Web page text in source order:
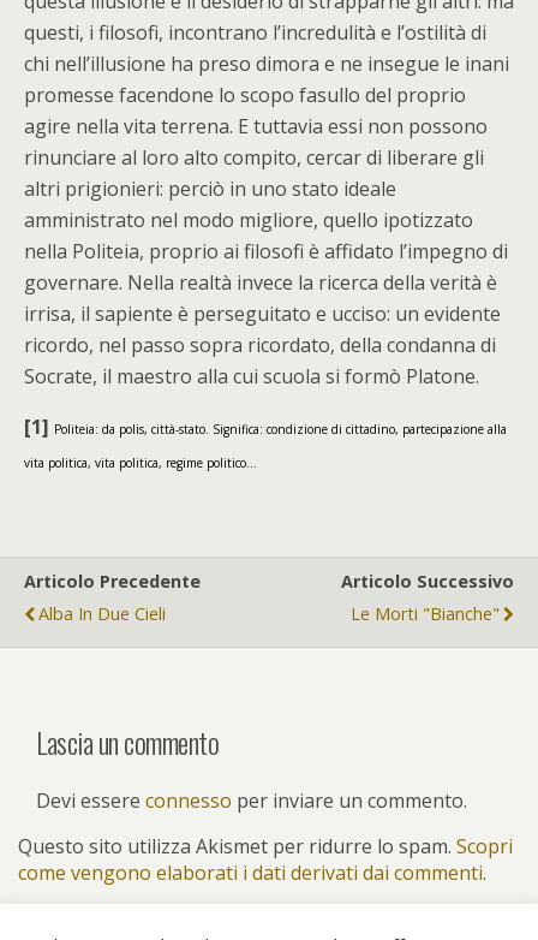
questi, i filosofi, incontrano l’incredulità e l’ostilità di
chi nell’illusione ha preso dimora e ne insegue le inani
promesse facendone lo scopo fasullo del proprio
agire nella vita terrena. E tuttavia essi non possono
rinunciare al loro alto compito, cercar di liberare gli
altri prigionieri: perciò in uno stato ideale
amministrato nel modo migliore, quello ipotizzato
nella Politeia, proprio ai filosofi è affidato l’impegno di
governare. Nella realtà invece la ricerca della verità è
irrisa, il sapiente è perseguitato e ucciso: un evidente
ricordo, nel passo sopra ricordato, della condanna di
Socrate, il maestro alla cui scuola si formò Platone.
[1] Politeia: da polis, città-stato. Significa: condizione di cittadino, partecipazione alla
vita politica, vita politica, regime politico…
Articolo Precedente
Alba In Due Cieli
Articolo Successivo
Le Morti "bianche"
Lascia un commento
Devi essere connesso per inviare un commento.
Questo sito utilizza Akismet per ridurre lo spam. Scopri
come vengono elaborati i dati derivati dai commenti.